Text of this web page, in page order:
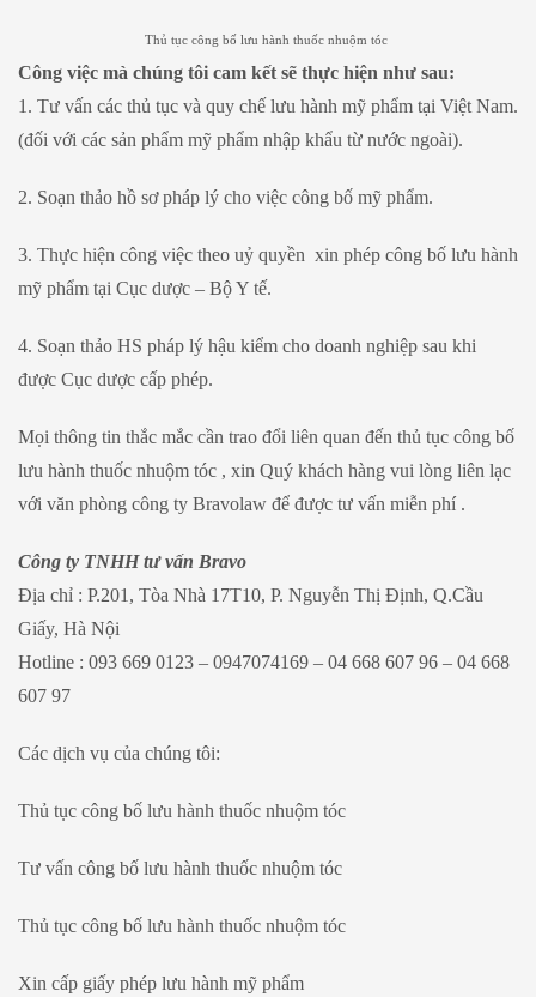
Thủ tục công bố lưu hành thuốc nhuộm tóc
Công việc mà chúng tôi cam kết sẽ thực hiện như sau:
1. Tư vấn các thủ tục và quy chế lưu hành mỹ phẩm tại Việt Nam.
(đối với các sản phẩm mỹ phẩm nhập khẩu từ nước ngoài).
2. Soạn thảo hồ sơ pháp lý cho việc công bố mỹ phẩm.
3. Thực hiện công việc theo uỷ quyền xin phép công bố lưu hành
mỹ phẩm tại Cục dược – Bộ Y tế.
4. Soạn thảo HS pháp lý hậu kiểm cho doanh nghiệp sau khi
được Cục dược cấp phép.
Mọi thông tin thắc mắc cần trao đổi liên quan đến thủ tục công bố
lưu hành thuốc nhuộm tóc , xin Quý khách hàng vui lòng liên lạc
với văn phòng công ty Bravolaw để được tư vấn miễn phí .
Công ty TNHH tư vấn Bravo
Địa chỉ : P.201, Tòa Nhà 17T10, P. Nguyễn Thị Định, Q.Cầu
Giấy, Hà Nội
Hotline : 093 669 0123 – 0947074169 – 04 668 607 96 – 04 668
607 97
Các dịch vụ của chúng tôi:
Thủ tục công bố lưu hành thuốc nhuộm tóc
Tư vấn công bố lưu hành thuốc nhuộm tóc
Thủ tục công bố lưu hành thuốc nhuộm tóc
Xin cấp giấy phép lưu hành mỹ phẩm